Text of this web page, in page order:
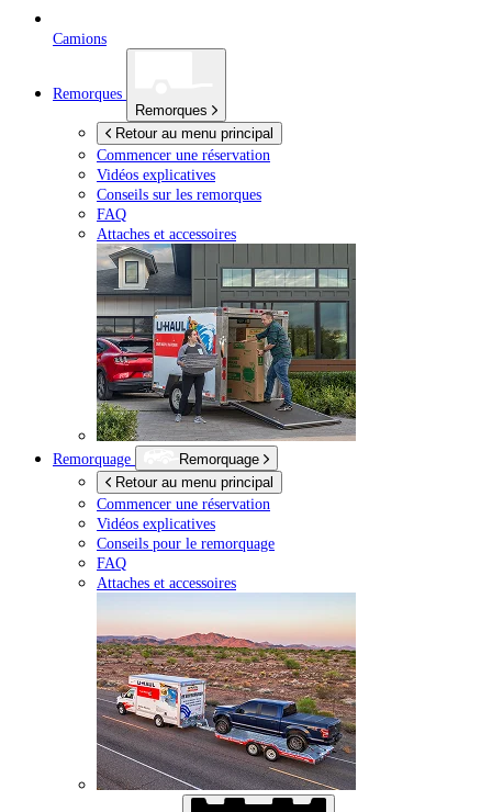
Camions
Remorques
Remorques
Retour au menu principal
Commencer une réservation
Vidéos explicatives
Conseils sur les remorques
FAQ
Attaches et accessoires
Remorquage
Remorquage
Retour au menu principal
Commencer une réservation
Vidéos explicatives
Conseils pour le remorquage
FAQ
Attaches et accessoires